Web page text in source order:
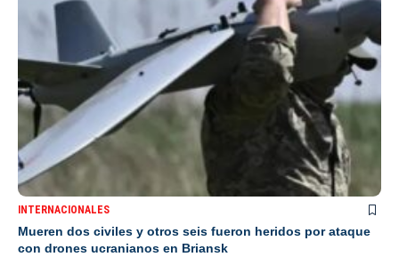
INTERNACIONALES
Mueren dos civiles y otros seis fueron heridos por ataque
con drones ucranianos en Briansk